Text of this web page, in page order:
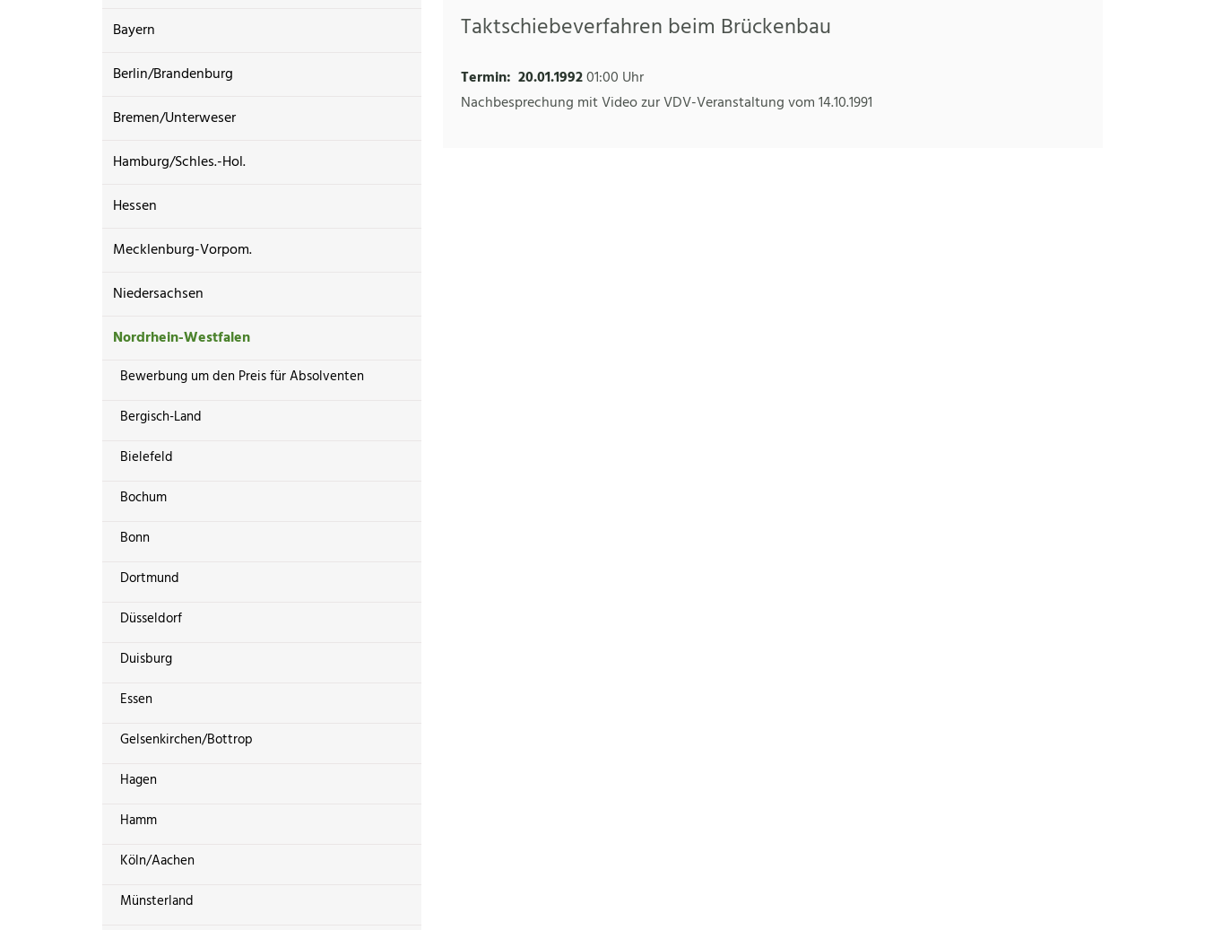
Bayern
Berlin/Brandenburg
Bremen/Unterweser
Hamburg/Schles.-Hol.
Hessen
Mecklenburg-Vorpom.
Niedersachsen
Nordrhein-Westfalen
Bewerbung um den Preis für Absolventen
Bergisch-Land
Bielefeld
Bochum
Bonn
Dortmund
Düsseldorf
Duisburg
Essen
Gelsenkirchen/Bottrop
Hagen
Hamm
Köln/Aachen
Münsterland
Taktschiebeverfahren beim Brückenbau
Termin: 20.01.199201:00 Uhr
Nachbesprechung mit Video zur VDV-Veranstaltung vom 14.10.1991